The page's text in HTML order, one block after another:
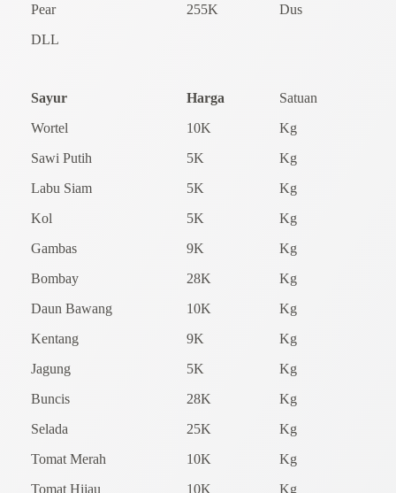
Pear
255K
Dus
DLL
Sayur Harga
Satuan
Wortel
10K
Kg
Sawi Putih
5K
Kg
Labu Siam
5K
Kg
Kol
5K
Kg
Gambas
9K
Kg
Bombay
28K
Kg
Daun Bawang
10K
Kg
Kentang
9K
Kg
Jagung
5K
Kg
Buncis
28K
Kg
Selada
25K
Kg
Tomat Merah
10K
Kg
Tomat Hijau
10K
Kg